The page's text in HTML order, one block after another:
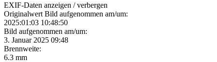
EXIF-Daten anzeigen / verbergen
Originalwert Bild aufgenommen am/um:
2025:01:03 10:48:50
Bild aufgenommen am/um:
3. Januar 2025 09:48
Brennweite:
6.3 mm